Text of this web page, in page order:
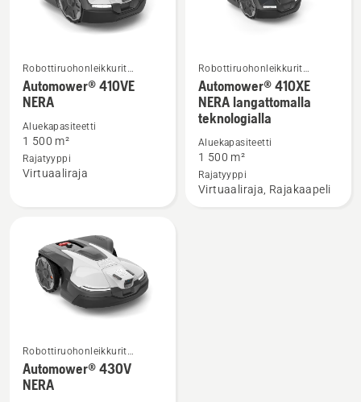
Katso
lisätietoja
Automower®
410VE
NERA
Robottiruohonleikkurit
kotikäyttöön
Automower® 410VE
NERA
Aluekapasiteetti
1 500 m²
Rajatyyppi
Virtuaaliraja
Katso
lisätietoja
tuotteesta
Automower®
410XE
NERA
langattomalla
Robottiruohonleikkurit
kotikäyttöön
Automower® 410XE
NERA langattomalla
teknologialla
Aluekapasiteetti
1 500 m²
Rajatyyppi
Virtuaaliraja, Rajakaapeli
Katso
lisätietoja
tuotteesta
Robottiruohonleikkurit
kotikäyttöön
Automower® 430V
NERA